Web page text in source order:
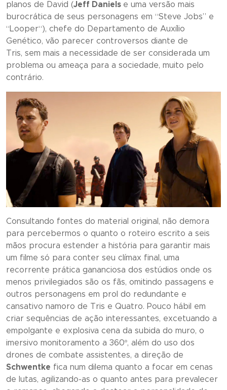
planos de David (Jeff Daniels e uma versão mais
burocrática de seus personagens em “Steve Jobs” e
“Looper“), chefe do Departamento de Auxílio
Genético, vão parecer controversos diante de
Tris, sem mais a necessidade de ser considerada um
problema ou ameaça para a sociedade, muito pelo
contrário.
Consultando fontes do material original, não demora
para percebermos o quanto o roteiro escrito a seis
mãos procura estender a história para garantir mais
um filme só para conter seu clímax final, uma
recorrente prática gananciosa dos estúdios onde os
menos privilegiados são os fãs, omitindo passagens e
outros personagens em prol do redundante e
cansativo namoro de Tris e Quatro. Pouco hábil em
criar sequências de ação interessantes, excetuando a
empolgante e explosiva cena da subida do muro, o
imersivo monitoramento a 360º, além do uso dos
drones de combate assistentes, a direção de
Schwentke fica num dilema quanto a focar em cenas
de lutas, agilizando-as o quanto antes para prevalecer